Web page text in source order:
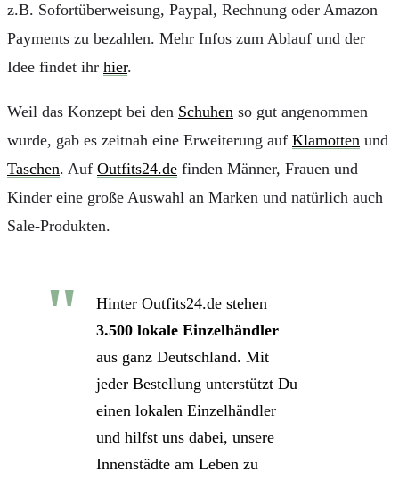
z.B. Sofortüberweisung, Paypal, Rechnung oder Amazon
Payments zu bezahlen. Mehr Infos zum Ablauf und der
Idee findet ihr hier.
Weil das Konzept bei den Schuhen so gut angenommen
wurde, gab es zeitnah eine Erweiterung auf Klamotten und
Taschen. Auf Outfits24.de finden Männer, Frauen und
Kinder eine große Auswahl an Marken und natürlich auch
Sale-Produkten.
Hinter Outfits24.de stehen
3.500 lokale Einzelhändler
aus ganz Deutschland. Mit
jeder Bestellung unterstützt Du
einen lokalen Einzelhändler
und hilfst uns dabei, unsere
Innenstädte am Leben zu